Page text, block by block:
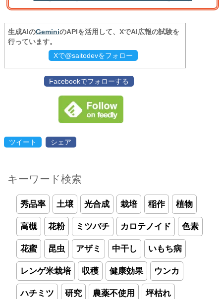
生成AIのGeminiのAPIを活用して、XでAI広報の試験を
行っています。
Xで@saitodevをフォロー
Facebookでフォローする
ツイート シェア
キーワード検索
秀品率 土壌 光合成 栽培 稲作 植物
高槻 花粉 ミツバチ カロテノイド 色素
花蜜 昆虫 アザミ 中干し いもち病
レンゲ米栽培 収穫 健康効果 ウンカ
ハチミツ 研究 農薬不使用 坪枯れ